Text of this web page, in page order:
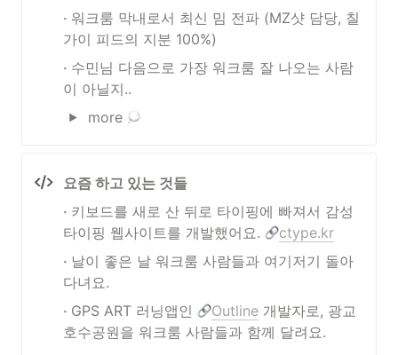
‧ 워크룸 막내로서 최신 밈 전파 (MZ샷 담당, 칠
가이 피드의 지분 100%)
‧ 수민님 다음으로 가장 워크룸 잘 나오는 사람
이 아닐지..
more
요즘 하고 있는 것들
‧ 키보드를 새로 산 뒤로 타이핑에 빠져서 감성
타이핑 웹사이트를 개발했어요.
ctype.kr
‧ 날이 좋은 날 워크룸 사람들과 여기저기 돌아
다녀요.
‧ GPS ART 러닝앱인 Outline 개발자로, 광교
호수공원을 워크룸 사람들과 함께 달려요.